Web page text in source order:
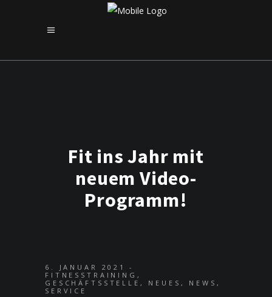
Fit ins Jahr mit
neuem Video-
Programm!
6. JANUAR 2021
FITNESSTRAINING ,
GESCHÄFTSSTELLE , NEUES , NEWS ,
SERVICE